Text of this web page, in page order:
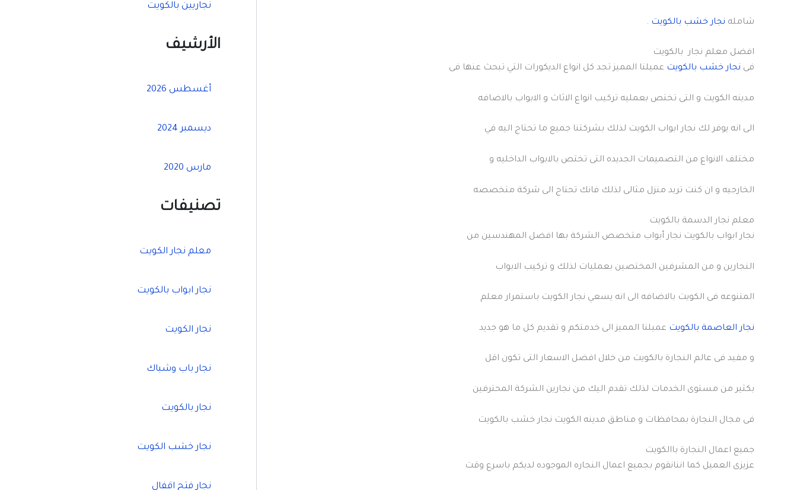
شامله نجار خشب بالكويت .
افضل معلم نجار بالكويت
فى نجار خشب بالكويت عميلنا المميز تجد كل انواع الديكورات التي تبحث عنها فى
مدينه الكويت و التى تختص بعمليه تركيب انواع الاثاث و الابواب بالاضافه
الى انه يوفر لك نجار ابواب الكويت لذلك بشركتنا جميع ما تحتاج اليه في
مختلف الانواع من التصميمات الجديده التى تختص بالابواب الداخليه و
الخارجيه و ان كنت تريد منزل مثالى لذلك فانك تحتاج الى شركة متخصصه
معلم نجار الدسمة بالكويت
نجار ابواب بالكويت نجار أبواب متخصص الشركة بها افضل المهندسين من
النجارين و من المشرفين المختصين بعمليات لذلك و تركيب الابواب
المتنوعه فى الكويت بالاضافه الى انه يسعي نجار الكويت باستمرار معلم
نجار العاصمة بالكويت عميلنا المميز الى خدمتكم و تقديم كل ما هو جديد
و مفيد فى عالم النجارة بالكويت من خلال افضل الاسعار التى تكون اقل
بكثير من مستوى الخدمات لذلك تقدم اليك من نجارين الشركة المحترفين
فى مجال النجارة بمحافظات و مناطق مدينه الكويت نجار خشب بالكويت
جميع اعمال النجارة باالكويت
عزيزى العميل كما اننانقوم بجميع اعمال النجاره الموجوده لديكم باسرع وقت
نجاريين بالكويت
الأرشيف
أغسطس 2026
ديسمبر 2024
مارس 2020
تصنيفات
معلم نجار الكويت
نجار ابواب بالكويت
نجار الكويت
نجار باب وشباك
نجار بالكويت
نجار خشب الكويت
نجار فتح اقفال